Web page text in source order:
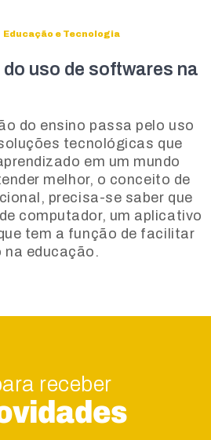
Educação e Tecnologia
uso de softwares na
do ensino passa pelo uso
tecnológicas que
em um mundo
melhor, o conceito de
precisa-se saber que
computador, um aplicativo
tem a função de facilitar
na educação.
receber